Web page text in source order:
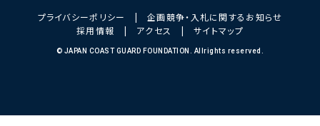
プライバシーポリシー |企画競争・入札に関するお知らせ
採用情報 | アクセス |サイトマップ
© JAPAN COAST GUARD FOUNDATION. Allrights reserved.